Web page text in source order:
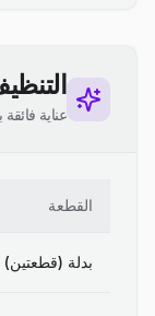
عناية
القطعة
بدلة (قطعتين)